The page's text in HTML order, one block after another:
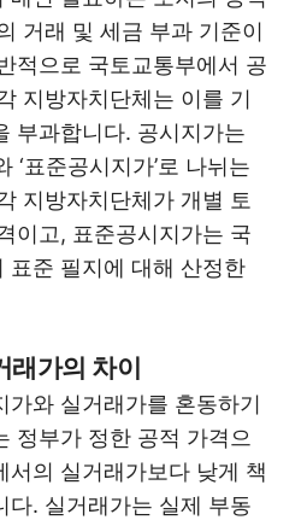
거래 및 세금 부과 기준이
적으로 국토교통부에서 공
지방자치단체는 이를 기
부과합니다. 공시지가는
‘표준공시지가’로 나뉘는
지방자치단체가 개별 토
이고, 표준공시지가는 국
표준 필지에 대해 산정한
가의 차이
가와 실거래가를 혼동하기
정부가 정한 공적 가격으
서의 실거래가보다 낮게 책
다. 실거래가는 실제 부동